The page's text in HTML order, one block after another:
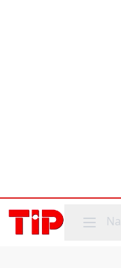
Mobile